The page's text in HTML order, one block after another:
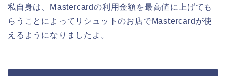
私自身は、Mastercardの利用金額を最高値に上げても
らうことによってリシュットのお店でMastercardが使
えるようになりましたよ。